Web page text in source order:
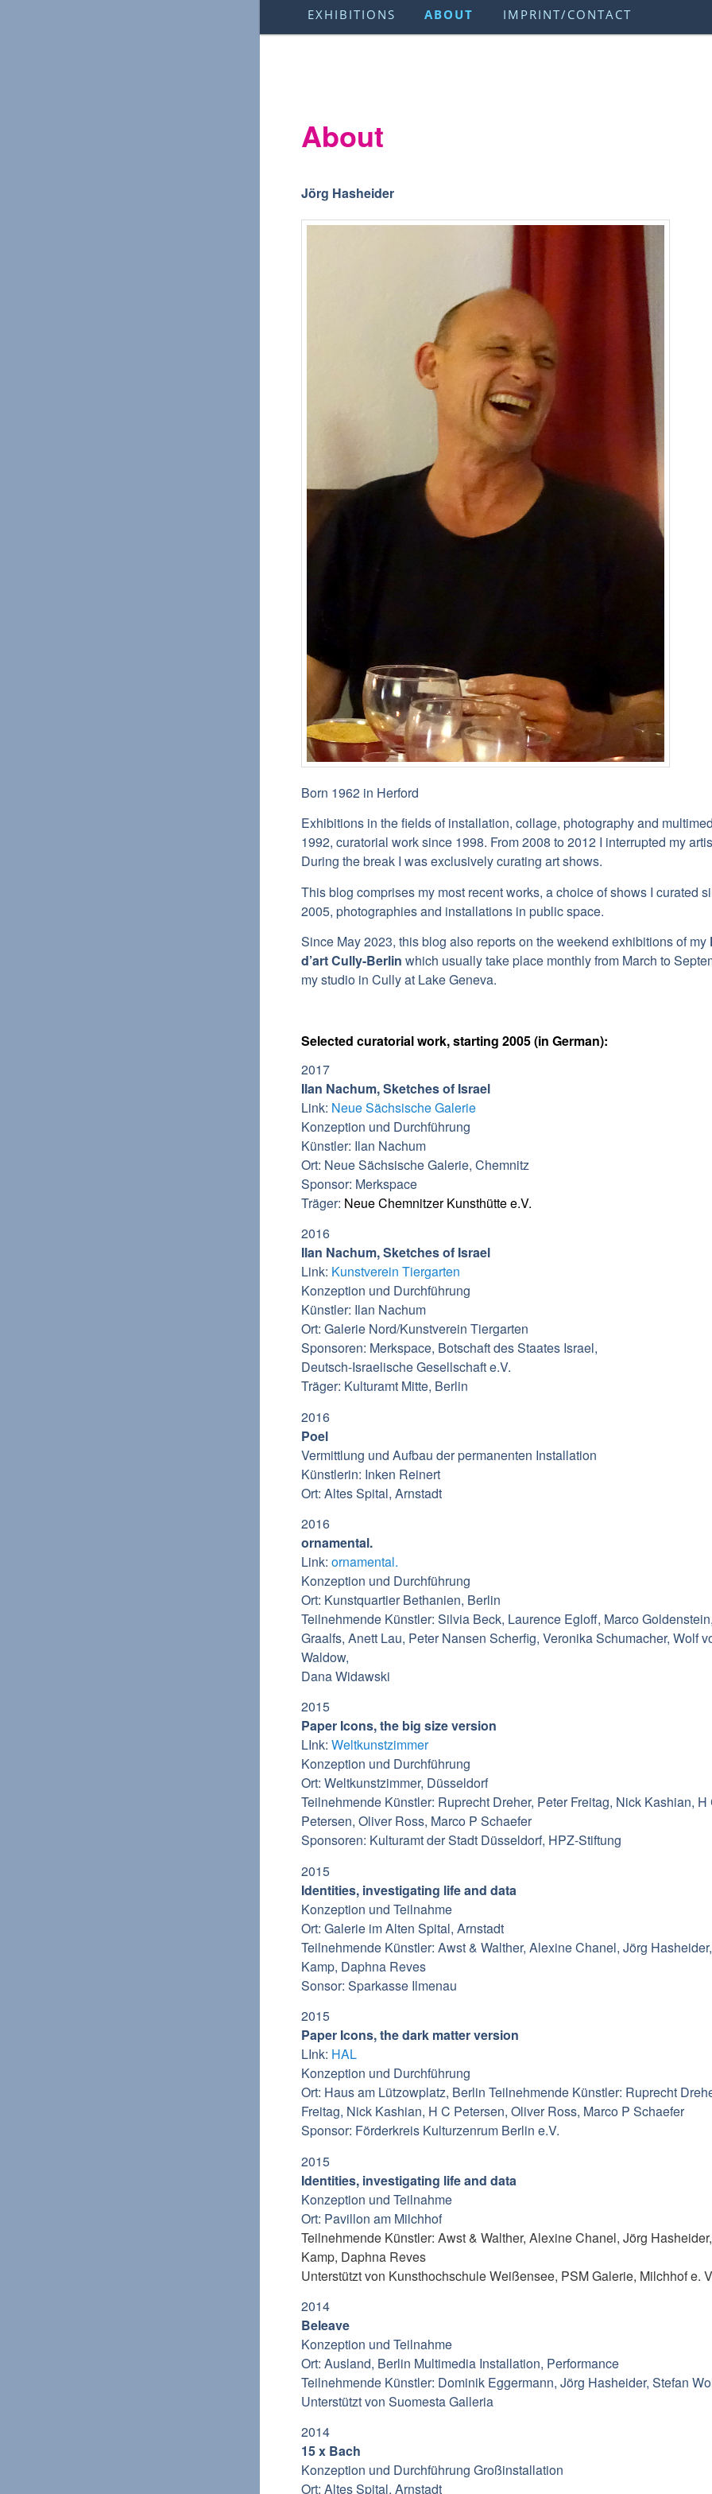
EXHIBITIONS ABOUT IMPRINT/CONTACT
About
Jörg Hasheider
Born 1962 in Herford
Exhibitions in the fields of installation, collage, photography and
1992, curatorial work since 1998. From 2008 to 2012 I interrupted my
During the break I was exclusively curating art shows.
This blog comprises my most recent works, a choice of shows I curated
2005, photographies and installations in public space.
Since May 2023, this blog also reports on the weekend exhibitions of my
d’art Cully-Berlin which usually take place monthly from March to
my studio in Cully at Lake Geneva.
Selected curatorial work, starting 2005 (in German):
2017
Ilan Nachum, Sketches of Israel
Link: Neue Sächsische Galerie
Konzeption und Durchführung
Künstler: Ilan Nachum
Ort: Neue Sächsische Galerie, Chemnitz
Sponsor: Merkspace
Träger: Neue Chemnitzer Kunsthütte e.V.
2016
Ilan Nachum, Sketches of Israel
Link: Kunstverein Tiergarten
Konzeption und Durchführung
Künstler: Ilan Nachum
Ort: Galerie Nord/Kunstverein Tiergarten
Sponsoren: Merkspace, Botschaft des Staates Israel,
Deutsch-Israelische Gesellschaft e.V.
Träger: Kulturamt Mitte, Berlin
2016
Poel
Vermittlung und Aufbau der permanenten Installation
Künstlerin: Inken Reinert
Ort: Altes Spital, Arnstadt
2016
ornamental.
Link:ornamental.
Konzeption und Durchführung
Ort: Kunstquartier Bethanien, Berlin
Teilnehmende Künstler: Silvia Beck, Laurence Egloff, Marco
Graalfs, Anett Lau, Peter Nansen Scherfig, Veronika Schumacher, Wolf
Waldow,
Dana Widawski
2015
Paper Icons, the big size version
LInk:Weltkunstzimmer
Konzeption und Durchführung
Ort: Weltkunstzimmer, Düsseldorf
Teilnehmende Künstler: Ruprecht Dreher, Peter Freitag, Nick Kashian, H
Petersen, Oliver Ross, Marco P Schaefer
Sponsoren: Kulturamt der Stadt Düsseldorf, HPZ-Stiftung
2015
Identities, investigating life and data
Konzeption und Teilnahme
Ort: Galerie im Alten Spital, Arnstadt
Teilnehmende Künstler: Awst & Walther, Alexine Chanel, Jörg
Kamp, Daphna Reves
Sonsor: Sparkasse Ilmenau
2015
Paper Icons, the dark matter version
LInk: HAL
Konzeption und Durchführung
Ort: Haus am Lützowplatz, Berlin Teilnehmende Künstler: Ruprecht
Freitag, Nick Kashian, H C Petersen, Oliver Ross, Marco P Schaefer
Sponsor: Förderkreis Kulturzenrum Berlin e.V.
2015
Identities, investigating life and data
Konzeption und Teilnahme
Ort: Pavillon am Milchhof
Teilnehmende Künstler: Awst & Walther, Alexine Chanel, Jörg
Kamp, Daphna Reves
Unterstützt von Kunsthochschule Weißensee, PSM Galerie, Milchhof e.
2014
Beleave
Konzeption und Teilnahme
Ort: Ausland, Berlin Multimedia Installation, Performance
Teilnehmende Künstler: Dominik Eggermann, Jörg Hasheider, Stefan
Unterstützt von Suomesta Galleria
2014
15 x Bach
Konzeption und Durchführung Großinstallation
Ort: Altes Spital, Arnstadt